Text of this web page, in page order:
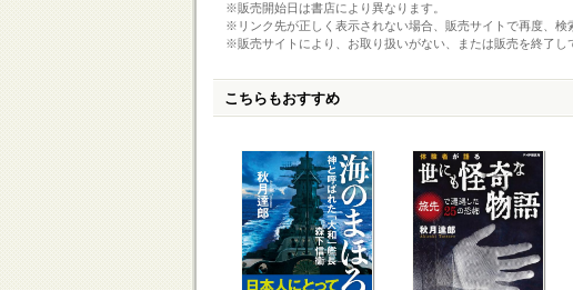
※販売開始日は書店により異なります。
※リンク先が正しく表示されない場合、販売サイトで再度、検
※販売サイトにより、お取り扱いがない、または販売を終了し
こちらもおすすめ